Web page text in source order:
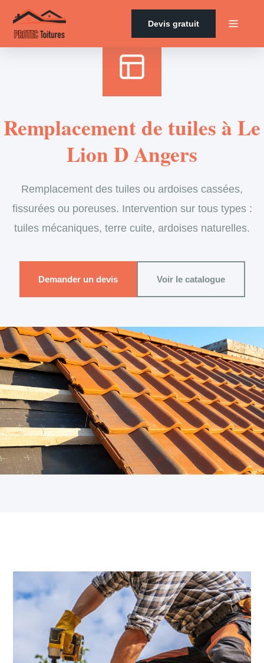
Devis gratuit
Remplacement de tuiles à Le
Lion D Angers
Remplacement des tuiles ou ardoises cassées,
fissurées ou poreuses. Intervention sur tous types :
tuiles mécaniques, terre cuite, ardoises naturelles.
Demander un devis Voir le catalogue